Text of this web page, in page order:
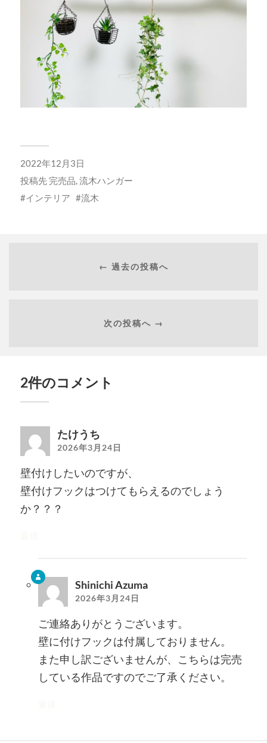
2022年12月3日
投稿先 完売品 流木ハンガー
インテリア
流木
← 過去の投稿へ
次の投稿へ →
2件のコメント
たけうち
2026年3月24日
壁付けしたいのですが、
壁付けフックはつけてもらえるのでしょう
か？？？
Shinichi Azuma
2026年3月24日
ご連絡ありがとうございます。
壁に付けフックは付属しておりません。
また申し訳ございませんが、こちらは完売
している作品ですのでご了承ください。